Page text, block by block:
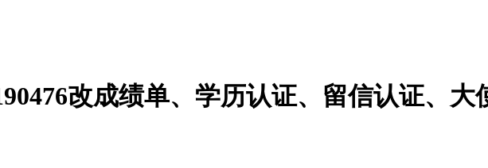
改成绩单、学历认证、留信认证、